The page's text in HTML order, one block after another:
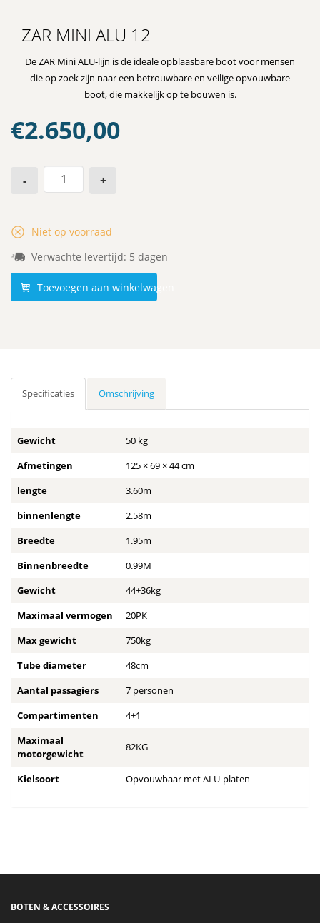
ZAR MINI ALU 12
De ZAR Mini ALU-lijn is de ideale opblaasbare boot voor mensen
die op zoek zijn naar een betrouwbare en veilige opvouwbare
boot, die makkelijk op te bouwen is.
€2.650,00
- +
Niet op voorraad
Verwachte levertijd: 5 dagen
Toevoegen aan winkelwagen
Specificaties Omschrijving
Gewicht
50 kg
Afmetingen
125 × 69 × 44 cm
lengte
3.60m
binnenlengte
2.58m
Breedte
1.95m
Binnenbreedte
0.99M
Gewicht
44+36kg
Maximaal vermogen
20PK
Max gewicht
750kg
Tube diameter
48cm
Aantal passagiers
7 personen
Compartimenten
4+1
Maximaal
motorgewicht
82KG
Kielsoort Opvouwbaar met ALU-platen
BOTEN & ACCESSOIRES